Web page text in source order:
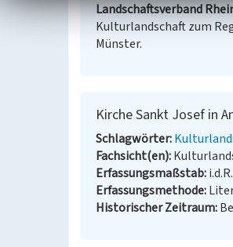
Landschaftsverband
Kulturlandschaft zum
Münster.
Kirche Sankt Josef in
Schlagwörter
Fachsicht(en)
Erfassungsmaßstab
Erfassungsmethode
Historischer Zeitraum